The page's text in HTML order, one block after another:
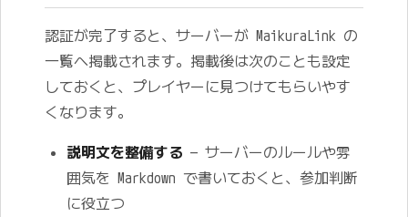
認証が完了すると、サーバーが MaikuraLink の
一覧へ掲載されます。掲載後は次のことも設定
しておくと、プレイヤーに見つけてもらいやす
くなります。
説明文を整備する — サーバーのルールや雰
囲気を Markdown で書いておくと、参加判断
に役立つ